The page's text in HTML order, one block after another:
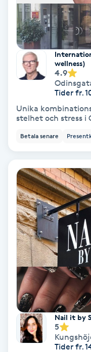
Hårvård
Hälsa
Hälsprickor
IR-massage
Japansk massage
K18
Katun fransar
Kemisk peeling
wellness)
4.9
Tider fr.
Unika
stelhet och stress i
Betala senare
Nail it by
5
Tider fr.